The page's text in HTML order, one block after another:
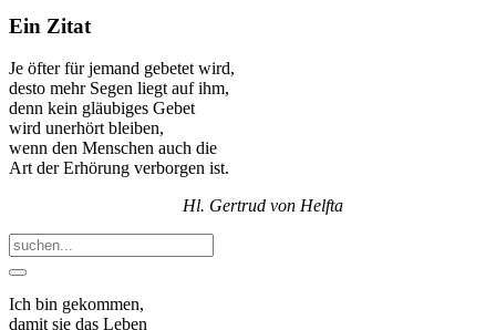
Ein Zitat
Je öfter für jemand gebetet wird,
desto mehr Segen liegt auf ihm,
denn kein gläubiges Gebet
wird unerhört bleiben,
wenn den Menschen auch die
Art der Erhörung verborgen ist.
Hl. Gertrud von Helfta
Ich bin gekommen,
damit sie das Leben